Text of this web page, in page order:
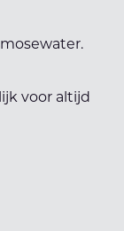
voor altijd